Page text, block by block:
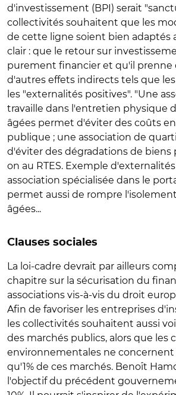
d'investissement (BPI) serait
collectivités souhaitent que les
de cette ligne soient bien adaptés
clair : que le retour sur
purement financier et qu'il prenne
d'autres effets indirects tels que
les "externalités positives". "Une
travaille dans l'entretien physique
âgées permet d'éviter des coûts
publique ; une association de
d'éviter des dégradations de biens
on au RTES. Exemple
association spécialisée dans le
permet aussi de rompre
âgées...
Clauses sociales
La loi-cadre devrait par ailleurs
chapitre sur la sécurisation du
associations vis-à-vis du droit
Afin de favoriser les entreprises
les collectivités souhaitent aussi
des marchés publics, alors que les
environnementales ne
qu'1% de ces marchés. Benoît
l'objectif du précédent